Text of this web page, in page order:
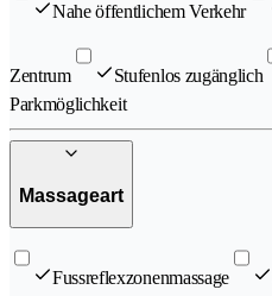
Nahe öffentlichem Verkehr
Zentrum Stufenlos zugänglich
Parkmöglichkeit
Massageart
Fussreflexzonenmassage